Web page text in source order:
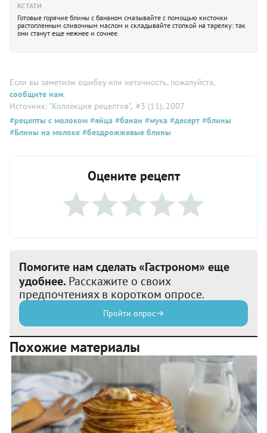
КСТАТИ
Готовые горячие блины с бананом смазывайте с помощью кисточки
растопленным сливочным маслом и складывайте стопкой на тарелку: так
они станут еще нежнее и сочнее.
Если вы заметили ошибку или неточность, пожалуйста,
сообщите нам.
Источник: "Коллекция рецептов", #3 (11), 2007
#рецепты с молоком #яйца #банан #мука #десерт #блины
#Блины на молоке #бездрожжевые блины
Оцените рецепт
Помогите нам сделать «Гастроном» еще
удобнее. Расскажите о своих
предпочтениях в коротком опросе.
Пройти опрос
Похожие материалы